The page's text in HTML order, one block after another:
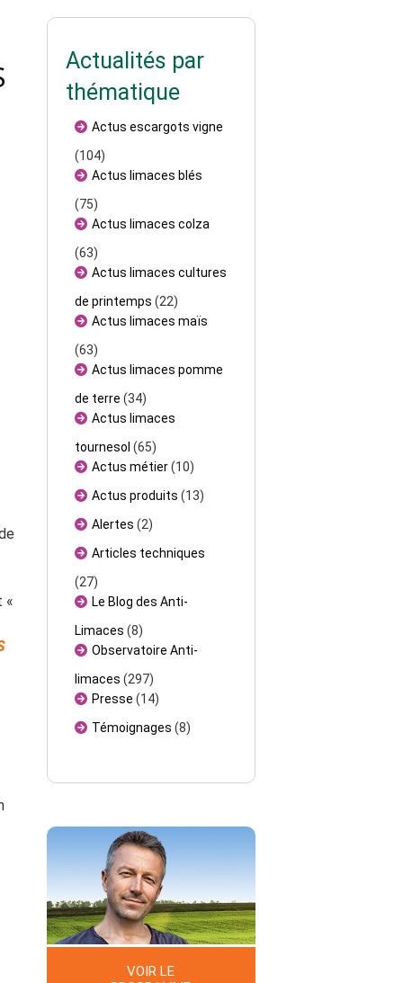
«
Actualités par
thématique
Actus escargots vigne
(104)
Actus limaces blés
(75)
Actus limaces colza
(63)
Actus limaces cultures
de printemps (22)
Actus limaces maïs
(63)
Actus limaces pomme
de terre (34)
Actus limaces
tournesol (65)
Actus métier(10)
Actus produits (13)
Alertes (2)
Articles techniques
(27)
Le Blog des Anti-
Limaces (8)
Observatoire Anti-
limaces (297)
Presse (14)
Témoignages (8)
VOIR LE